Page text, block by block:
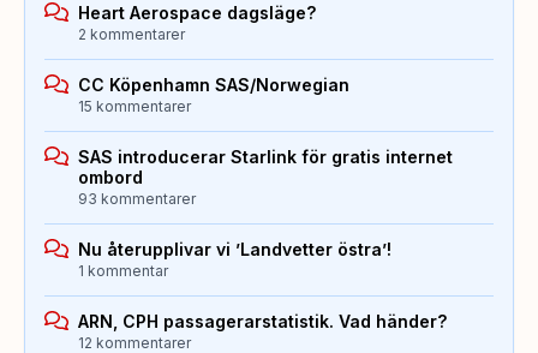
Heart Aerospace dagsläge?
2 kommentarer
CC Köpenhamn SAS/Norwegian
15 kommentarer
SAS introducerar Starlink för gratis internet
ombord
93 kommentarer
Nu återupplivar vi ’Landvetter östra’!
1 kommentar
ARN, CPH passagerarstatistik. Vad händer?
12 kommentarer